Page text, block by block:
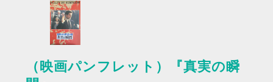
（映画パンフレット）『真実の瞬